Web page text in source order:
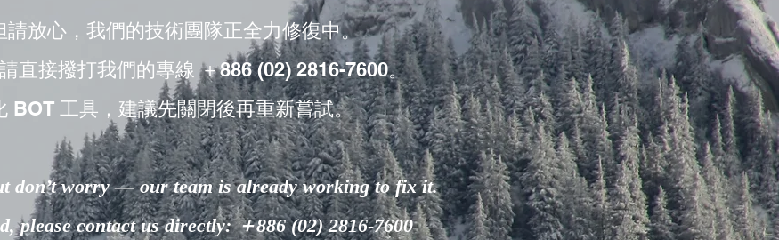
放心，我們的技術團隊正全力修復中。
直接撥打我們的專線 ＋886 (02) 2816-7600。
BOT 工具，建議先關閉後再重新嘗試。
don’t worry — our team is already working to fix it.
please contact us directly: ＋886 (02) 2816-7600